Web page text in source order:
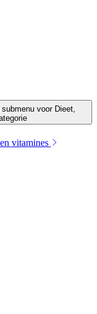
submenu voor Dieet,
vitamines